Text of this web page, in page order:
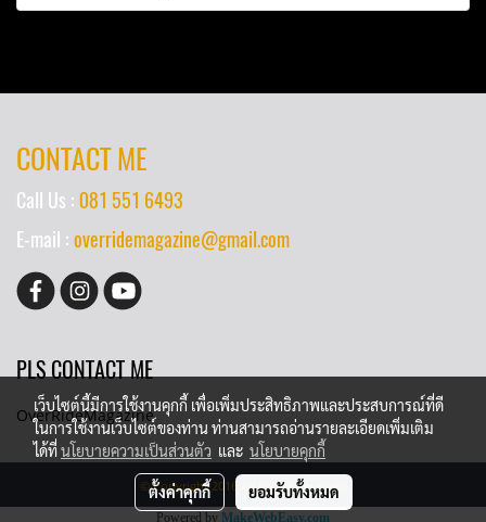
CONTACT ME
Call Us : 081 551 6493
E-mail : overridemagazine@gmail.com
PLS CONTACT ME
OverRideMagazine
© Copyright 2016 All Rights Reserved
Powered by MakeWebEasy.com
เว็บไซต์นี้มีการใช้งานคุกกี้ เพื่อเพิ่มประสิทธิภาพและประสบการณ์ที่ดี
ในการใช้งานเว็บไซต์ของท่าน ท่านสามารถอ่านรายละเอียดเพิ่มเติม
ได้ที่นโยบายความเป็นส่วนตัว และ นโยบายคุกกี้
ตั้งค่าคุกกี้ ยอมรับทั้งหมด